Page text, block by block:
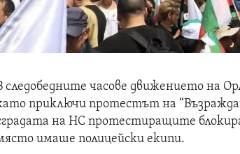
следобедните часове движението на
приключи протестът на
на НС протестиращите
имаше полицейски екипи.